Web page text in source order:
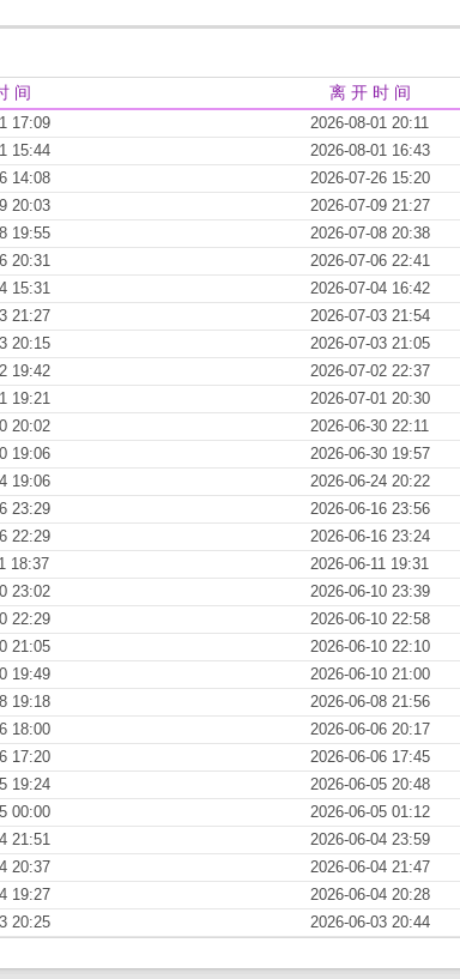
间 离 开 时 间
17:09 2026-08-01 20:11
15:44 2026-08-01 16:43
14:08 2026-07-26 15:20
20:03 2026-07-09 21:27
19:55 2026-07-08 20:38
20:31 2026-07-06 22:41
15:31 2026-07-04 16:42
21:27 2026-07-03 21:54
20:15 2026-07-03 21:05
19:42 2026-07-02 22:37
19:21 2026-07-01 20:30
20:02 2026-06-30 22:11
19:06 2026-06-30 19:57
19:06 2026-06-24 20:22
23:29 2026-06-16 23:56
22:29 2026-06-16 23:24
18:37 2026-06-11 19:31
23:02 2026-06-10 23:39
22:29 2026-06-10 22:58
21:05 2026-06-10 22:10
19:49 2026-06-10 21:00
19:18 2026-06-08 21:56
18:00 2026-06-06 20:17
17:20 2026-06-06 17:45
19:24 2026-06-05 20:48
00:00 2026-06-05 01:12
21:51 2026-06-04 23:59
20:37 2026-06-04 21:47
19:27 2026-06-04 20:28
20:25 2026-06-03 20:44